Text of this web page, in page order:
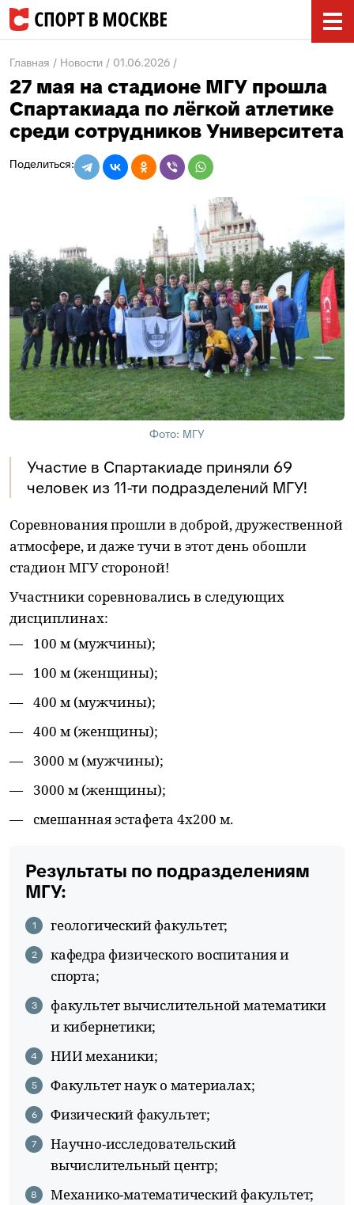
Главная Новости 01.06.2026
27 мая на стадионе МГУ прошла
Спартакиада по лёгкой атлетике
среди сотрудников Университета
Фото: МГУ
Участие в Спартакиаде приняли 69
человек из 11-ти подразделений МГУ!
Соревнования прошли в доброй, дружественной
атмосфере, и даже тучи в этот день обошли
стадион МГУ стороной!
Участники соревновались в следующих
дисциплинах:
100 м (мужчины);
100 м (женщины);
400 м (мужчины);
400 м (женщины);
3000 м (мужчины);
3000 м (женщины);
смешанная эстафета 4х200 м.
Результаты по подразделениям
МГУ:
геологический факультет;
кафедра физического воспитания и
спорта;
факультет вычислительной математики
и кибернетики;
НИИ механики;
Факультет наук о материалах;
Физический факультет;
Научно-исследовательский
вычислительный центр;
Механико-математический факультет;